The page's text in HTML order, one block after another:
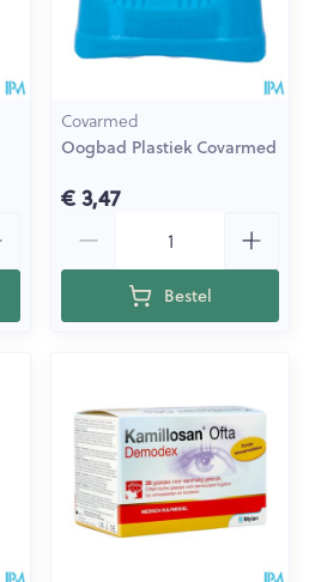
Covarmed
Oogbad Plastiek Covarmed
€ 3,47
Bestel